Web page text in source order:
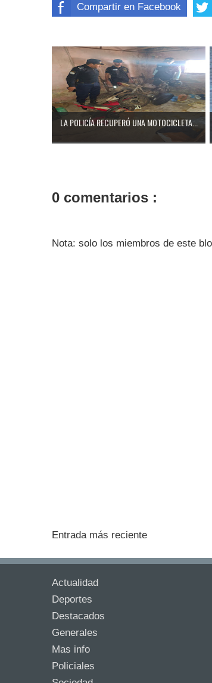
Compartir en Facebook
LA POLICÍA RECUPERÓ UNA MOTOCICLETA...
0 comentarios :
Nota: solo los miembros de este
Entrada más reciente
Actualidad
Deportes
Destacados
Generales
Mas info
Policiales